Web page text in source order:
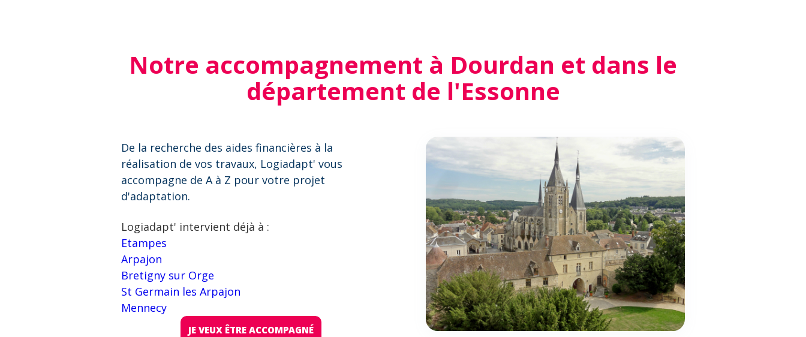
Notre accompagnement à Dourdan et dans le
département de l'Essonne
De la recherche des aides financières à la
réalisation de vos travaux, Logiadapt' vous
accompagne de A à Z pour votre projet
d'adaptation.
Logiadapt' intervient déjà à :
Etampes
Arpajon
Bretigny sur Orge
St Germain les Arpajon
Mennecy
JE VEUX ÊTRE ACCOMPAGNÉ